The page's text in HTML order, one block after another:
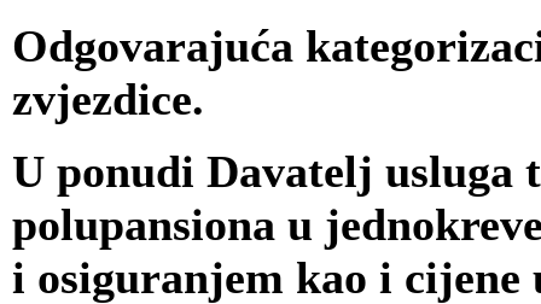
Odgovarajuća
zvjezdice.
U ponudi Davatelj usluga
polupansiona u
i osiguranjem kao i cijene